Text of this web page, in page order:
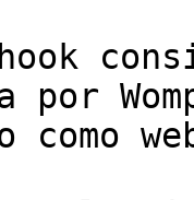
por